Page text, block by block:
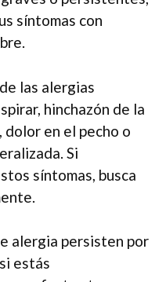
síntomas con
las alergias
hinchazón de la
dolor en el pecho o
Si
síntomas, busca
alergia persisten por
estás